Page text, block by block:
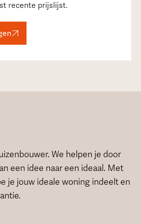
recente prijslijst.
We helpen je door
een idee naar een ideaal. Met
je jouw ideale woning indeelt en